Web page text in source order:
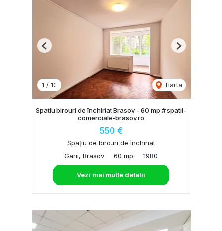
1 / 10 Harta
Previous Next
Spatiu birouri de închiriat Brasov - 60 mp # spatii-
comerciale-brasov.ro
550 €
Spațiu de birouri de închiriat
Garii, Brasov
60 mp 1980
Vezi mai multe detalii